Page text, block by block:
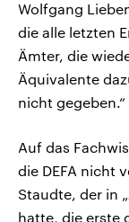
Wolfgang
die alle letzten
Ämter, die
Äquivalente
nicht gegeben.“
Auf das
die DEFA nicht
Staudte, der in
hatte, die erste